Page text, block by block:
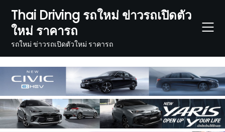
content
Thai Driving รถใหม่ ข่าวรถเปิดตัว
ใหม่ ราคารถ
รถใหม่ ข่าวรถเปิดตัวใหม่ ราคารถ